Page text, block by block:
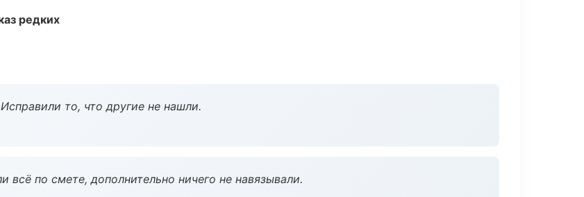
редких
то, что другие не нашли.
всё по смете, дополнительно ничего не навязывали.